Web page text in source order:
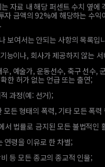
자료 내 해당 퍼센트 수치 옆에
자 금액의 92%에 해당하는 수익
보여서는 안되는 사항의 목록입
이나, 회사가 제공하지 않는 서
, 예술가, 운동선수, 축구 선수,
한 허가 없는 언급 또는 출연;
과정(예: 선거);
든 형태의 폭력, 기타 모든 폭력
법률로 금지된 모든 불법적인
연령을 이유로 한 차별;
등 모든 종교의 종교적 인물;